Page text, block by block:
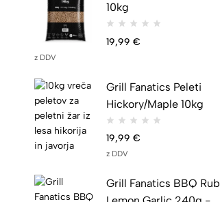
10kg
19,99 €
z DDV
Grill Fanatics Peleti
Hickory/Maple 10kg
19,99 €
z DDV
Grill Fanatics BBQ Rub